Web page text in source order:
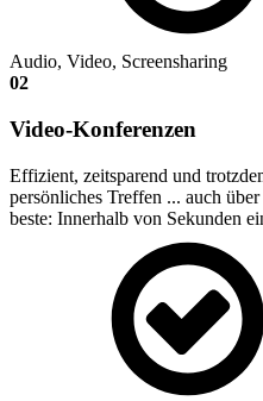
Audio, Video, Screensharing
02
Video-Konferenzen
Effizient, zeitsparend und
persönliches Treffen ... auch
beste: Innerhalb von Sekunden